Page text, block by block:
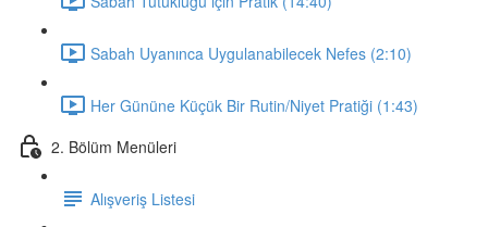
Sabah Uyanınca Uygulanabilecek Nefes (2:10)
Her Gününe Küçük Bir Rutin/Niyet Pratiği (1:43)
2. Bölüm Menüleri
Alışveriş Listesi